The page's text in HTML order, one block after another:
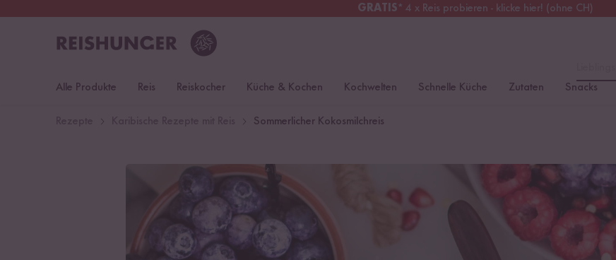
GRATIS* 4 x Reis probieren - klicke hier! (ohne CH)
Kostenloser Versand
Alle Produkte Reis Reiskocher Küche & Kochen Kochwelten Schnelle Küche Zutaten Snacks
Sommerlicher Kokosmilchreis